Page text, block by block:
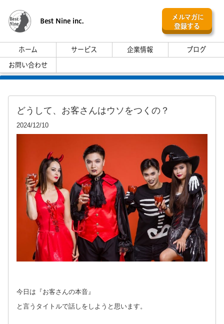
Best Nine inc.
メルマガに
登録する
ホーム サービス 企業情報
ブログ
お問い合わせ
どうして、お客さんはウソをつくの？
2024/12/10
今日は『お客さんの本音』
と言うタイトルで話しをしようと思います。